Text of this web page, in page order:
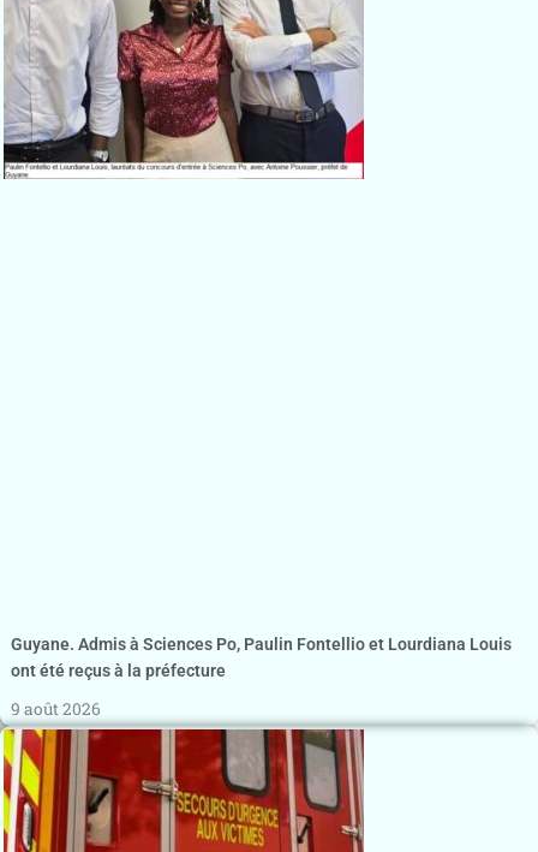
Guyane. Admis à Sciences Po, Paulin Fontellio et Lourdiana Louis
ont été reçus à la préfecture
9 août 2026